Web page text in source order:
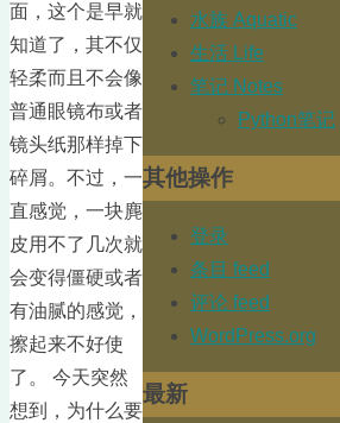
面，这个是早就
知道了，其不仅
轻柔而且不会像
普通眼镜布或者
镜头纸那样掉下
碎屑。不过，一
直感觉，一块麂
皮用不了几次就
会变得僵硬或者
有油腻的感觉，
擦起来不好使
了。 今天突然
想到，为什么要
水族 Aquatic
生活 Life
笔记 Notes
Python笔记
其他操作
登录
条目 feed
评论 feed
WordPress.org
最新